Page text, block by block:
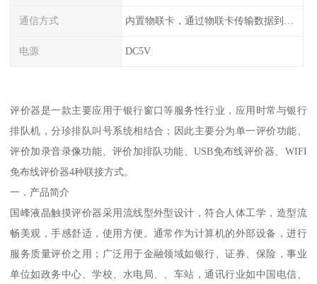
通信方式
电源 DC5V
评价器是一款主要应用于银行窗口等服务性行业，应用时常与银行
排队机，分珍排队叫号系统相结合；因此主要分为单一评价功能、
评价加录音录像功能、评价加排队功能、USB免布线评价器、WIFI
免布线评价器4种联接方式。
一．产品简介
国峰液晶触摸评价器采用流线型外型设计，符合人体工学，造型流
畅美观，手感舒适，使用方便。通常作为计算机的外部设备，进行
服务质量评价之用；广泛用于金融领域如银行、证券、保险，事业
单位如政务中心、学校、水电局、、车站，通讯行业如中国电信、